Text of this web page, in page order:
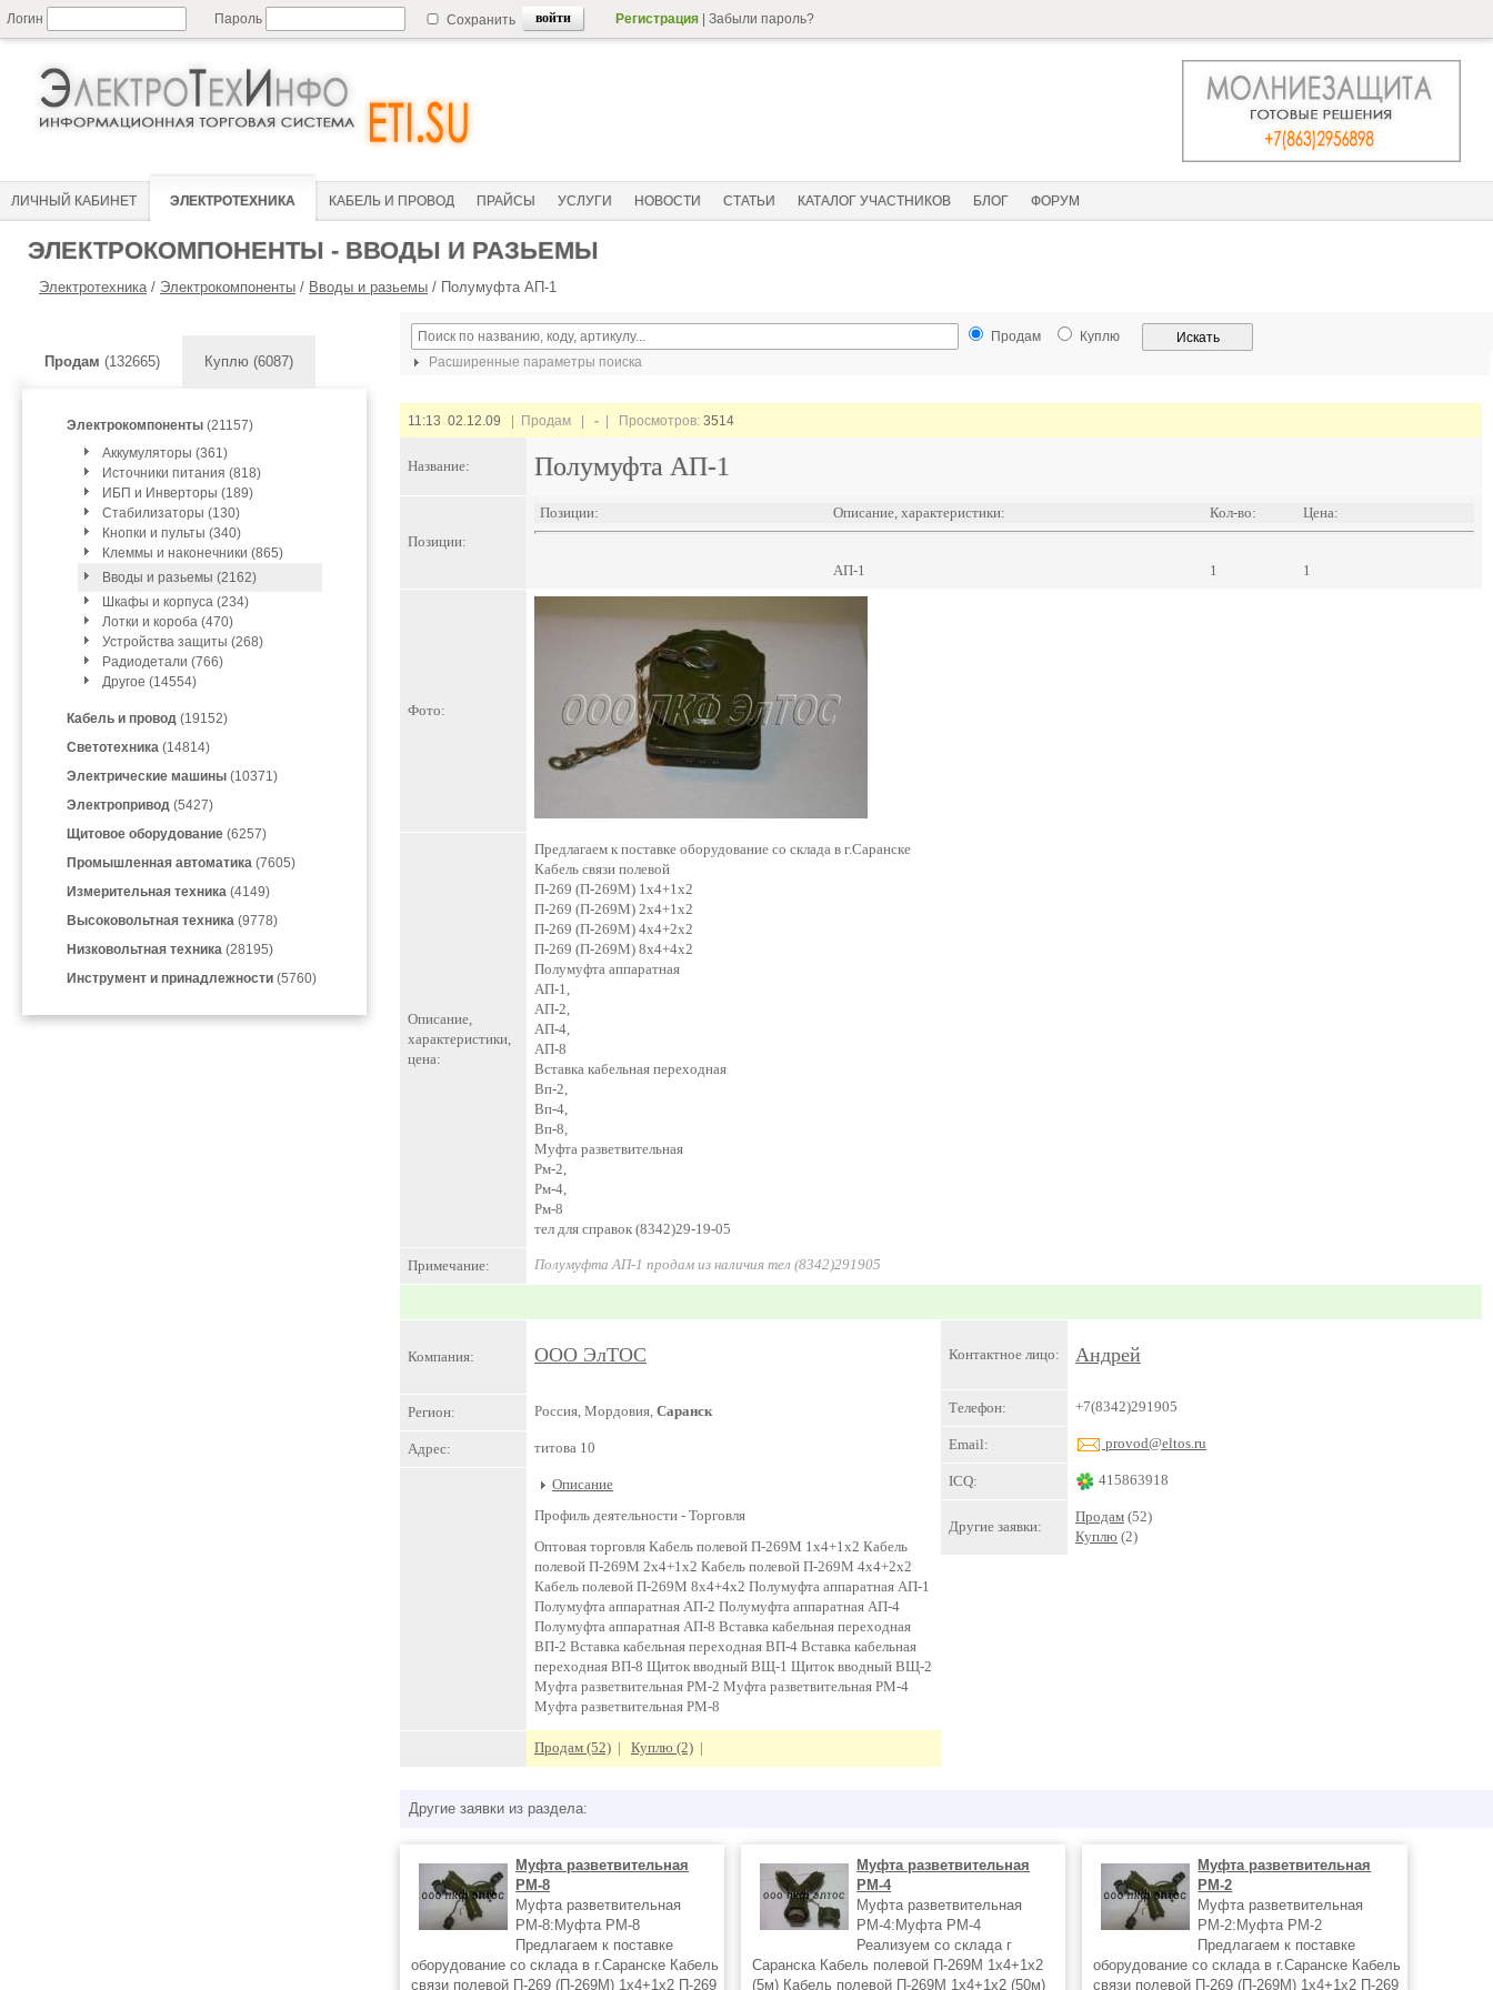
Логин Пароль Сохранить Регистрация Забыли пароль?
ЛИЧНЫЙ КАБИНЕТ ЭЛЕКТРОТЕХНИКА КАБЕЛЬ И ПРОВОД ПРАЙСЫ УСЛУГИ НОВОСТИ СТАТЬИ КАТАЛОГ УЧАСТНИКОВ БЛОГ ФОРУМ
ЭЛЕКТРОКОМПОНЕНТЫ - ВВОДЫ И РАЗЬЕМЫ
Электротехника/ Электрокомпоненты / Вводы и разьемы / Полумуфта АП-1
Продам (132665) Куплю (6087)
Электрокомпоненты (21157)
Аккумуляторы (361)
Источники питания (818)
ИБП и Инверторы (189)
Стабилизаторы (130)
Кнопки и пульты (340)
Клеммы и наконечники (865)
Вводы и разьемы (2162)
Шкафы и корпуса (234)
Лотки и короба (470)
Устройства защиты (268)
Радиодетали (766)
Другое (14554)
Кабель и провод (19152)
Светотехника (14814)
Электрические машины (10371)
Электропривод (5427)
Щитовое оборудование (6257)
Промышленная автоматика (7605)
Измерительная техника (4149)
Высоковольтная техника (9778)
Низковольтная техника (28195)
Инструмент и принадлежности (5760)
Продам
Куплю
Расширенные параметры поиска
11:13 02.12.09 | Продам | - | Просмотров: 3514
Название: Полумуфта АП-1
Позиции:
Позиции: Описание, характеристики: Кол-во: Цена:
АП-1 1 1
Фото:
Описание,
характеристики,
цена:
Предлагаем к поставке оборудование со склада в г.Саранске
Кабель связи полевой
П-269 (П-269М) 1х4+1х2
П-269 (П-269М) 2х4+1х2
П-269 (П-269М) 4х4+2х2
П-269 (П-269М) 8х4+4х2
Полумуфта аппаратная
АП-1,
АП-2,
АП-4,
АП-8
Вставка кабельная переходная
Вп-2,
Вп-4,
Вп-8,
Муфта разветвительная
Рм-2,
Рм-4,
Рм-8
тел для справок (8342)29-19-05
Примечание: Полумуфта АП-1 продам из наличия тел (8342)291905
Компания: ООО ЭлТОС
Регион: Россия, Мордовия, Саранск
Адрес: титова 10
Описание
Профиль деятельности - Торговля
Оптовая торговля Кабель полевой П-269М 1х4+1х2 Кабель
полевой П-269М 2х4+1х2 Кабель полевой П-269М 4х4+2х2
Кабель полевой П-269М 8х4+4х2 Полумуфта аппаратная АП-1
Полумуфта аппаратная АП-2 Полумуфта аппаратная АП-4
Полумуфта аппаратная АП-8 Вставка кабельная переходная
ВП-2 Вставка кабельная переходная ВП-4 Вставка кабельная
переходная ВП-8 Щиток вводный ВЩ-1 Щиток вводный ВЩ-2
Муфта разветвительная РМ-2 Муфта разветвительная РМ-4
Муфта разветвительная РМ-8
Продам (52) | Куплю (2) |
Контактное лицо: Андрей
Телефон: +7(8342)291905
Email: provod@eltos.ru
ICQ: 415863918
Другие заявки:
Продам (52)
Куплю (2)
Другие заявки из раздела:
Муфта разветвительная
РМ-8
Муфта разветвительная
РМ-8:Муфта РМ-8
Предлагаем к поставке
оборудование со склада в г.Саранске Кабель
связи полевой П-269 (П-269М) 1х4+1х2 П-269
Муфта разветвительная
РМ-4
Муфта разветвительная
РМ-4:Муфта РМ-4
Реализуем со склада г
Саранска Кабель полевой П-269М 1х4+1х2
(5м) Кабель полевой П-269М 1х4+1х2 (50м)
Муфта разветвительная
РМ-2
Муфта разветвительная
РМ-2:Муфта РМ-2
Предлагаем к поставке
оборудование со склада в г.Саранске Кабель
связи полевой П-269 (П-269М) 1х4+1х2 П-269